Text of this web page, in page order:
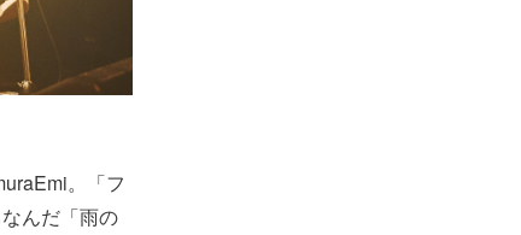
。「フ
んだ「雨の